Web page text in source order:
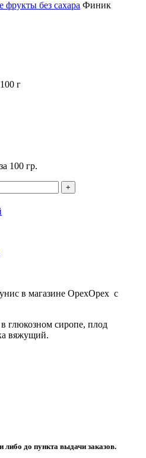
фрукты без сахара Финик
100 г
100 гр.
в магазине ОрехОрех с
глюкозном сиропе, плод
вяжущий.
либо до пункта выдачи заказов.